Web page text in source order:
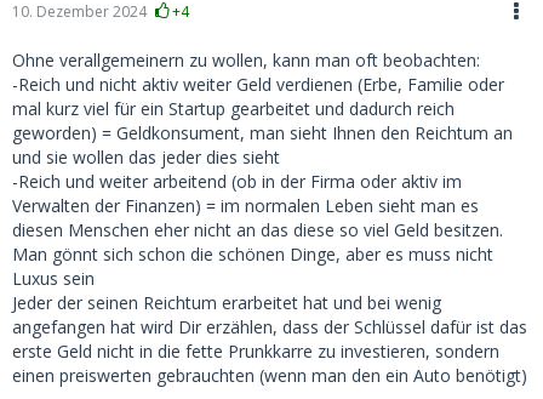
10. Dezember 2024 +4
Ohne verallgemeinern zu wollen, kann man oft beobachten:
-Reich und nicht aktiv weiter Geld verdienen (Erbe, Familie oder
mal kurz viel für ein Startup gearbeitet und dadurch reich
geworden) = Geldkonsument, man sieht Ihnen den Reichtum an
und sie wollen das jeder dies sieht
-Reich und weiter arbeitend (ob in der Firma oder aktiv im
Verwalten der Finanzen) = im normalen Leben sieht man es
diesen Menschen eher nicht an das diese so viel Geld besitzen.
Man gönnt sich schon die schönen Dinge, aber es muss nicht
Luxus sein
Jeder der seinen Reichtum erarbeitet hat und bei wenig
angefangen hat wird Dir erzählen, dass der Schlüssel dafür ist das
erste Geld nicht in die fette Prunkkarre zu investieren, sondern
einen preiswerten gebrauchten (wenn man den ein Auto benötigt)